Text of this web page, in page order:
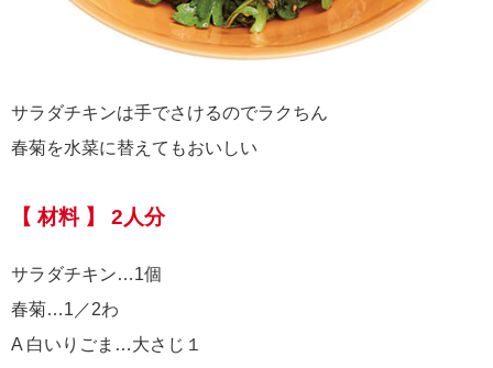
サラダチキンは手でさけるのでラクちん
春菊を水菜に替えてもおいしい
【 材料 】 2人分
サラダチキン…1個
春菊…1／2わ
A 白いりごま…大さじ１